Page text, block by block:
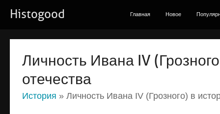
Histogood Главная Новое
Личность Ивана IV
отечества
История » Личность Ивана IV (Грозного) в